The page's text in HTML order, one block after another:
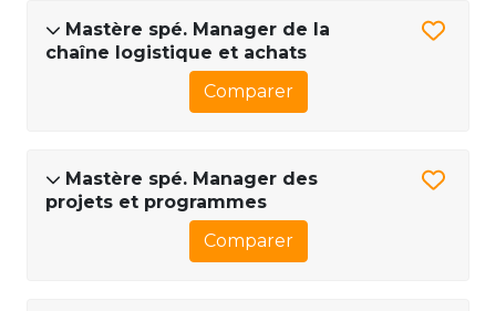
Mastère spé. Manager de la
chaîne logistique et achats
Comparer
Mastère spé. Manager des
projets et programmes
Comparer